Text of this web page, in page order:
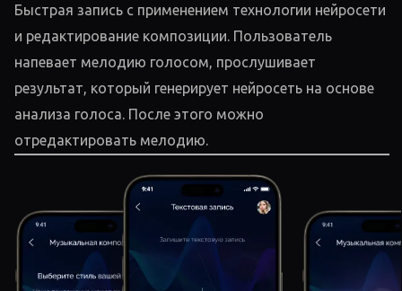
Быстрая запись с применением технологии нейросети
и редактирование композиции. Пользователь
напевает мелодию голосом, прослушивает
результат, который генерирует нейросеть на основе
анализа голоса. После этого можно
отредактировать мелодию.